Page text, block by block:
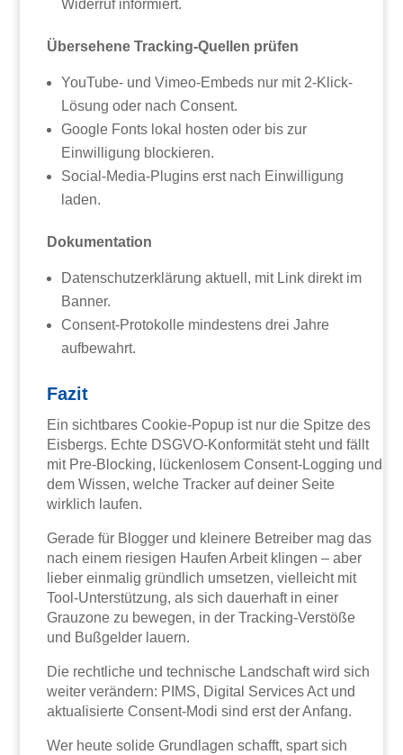
Widerruf informiert.
Übersehene Tracking-Quellen prüfen
YouTube- und Vimeo-Embeds nur mit 2-Klick-
Lösung oder nach Consent.
Google Fonts lokal hosten oder bis zur
Einwilligung blockieren.
Social-Media-Plugins erst nach Einwilligung
laden.
Dokumentation
Datenschutzerklärung aktuell, mit Link direkt im
Banner.
Consent-Protokolle mindestens drei Jahre
aufbewahrt.
Fazit
Ein sichtbares Cookie-Popup ist nur die Spitze des
Eisbergs. Echte DSGVO-Konformität steht und fällt
mit Pre-Blocking, lückenlosem Consent-Logging und
dem Wissen, welche Tracker auf deiner Seite
wirklich laufen.
Gerade für Blogger und kleinere Betreiber mag das
nach einem riesigen Haufen Arbeit klingen – aber
lieber einmalig gründlich umsetzen, vielleicht mit
Tool-Unterstützung, als sich dauerhaft in einer
Grauzone zu bewegen, in der Tracking-Verstöße
und Bußgelder lauern.
Die rechtliche und technische Landschaft wird sich
weiter verändern: PIMS, Digital Services Act und
aktualisierte Consent-Modi sind erst der Anfang.
Wer heute solide Grundlagen schafft, spart sich